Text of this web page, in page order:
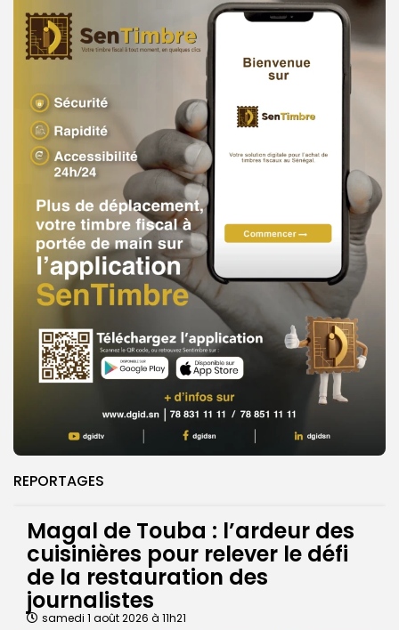
REPORTAGES
Magal de Touba : l’ardeur des
cuisinières pour relever le défi
de la restauration des
journalistes
samedi 1 août 2026 à 11h21